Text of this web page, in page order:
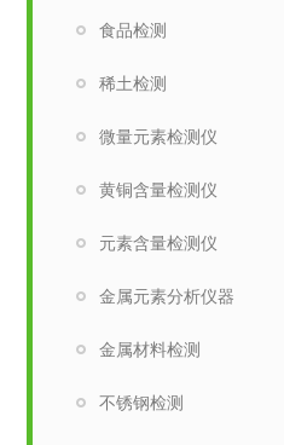
食品检测
稀土检测
微量元素检测仪
黄铜含量检测仪
元素含量检测仪
金属元素分析仪器
金属材料检测
不锈钢检测